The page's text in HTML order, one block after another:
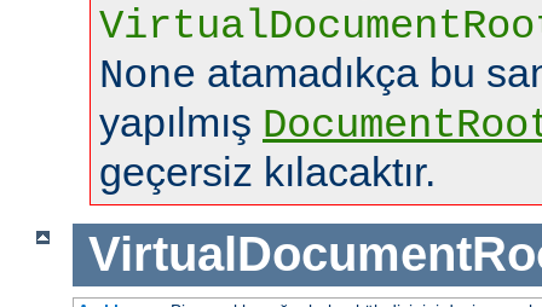
None atamadıkça bu
yapılmış
geçersiz kılacaktır.